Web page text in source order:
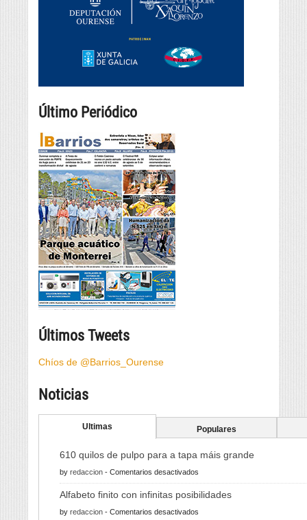
Último Periódico
Últimos Tweets
Chíos de @Barrios_Ourense
Noticias
Ultimas Populares
610 quilos de pulpo para a tapa máis grande
by redaccion - Comentarios desactivados
610
Alfabeto finito con infinitas posibilidades
by redaccion - Comentarios desactivados